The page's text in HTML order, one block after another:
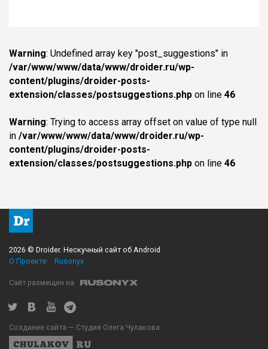
Warning: Undefined array key "post_suggestions" in
/var/www/www/data/www/droider.ru/wp-
content/plugins/droider-posts-
extension/classes/postsuggestions.php on line 46
Warning: Trying to access array offset on value of type null
in /var/www/www/data/www/droider.ru/wp-
content/plugins/droider-posts-
extension/classes/postsuggestions.php on line 46
2026 © Droider. Нескучный сайт об Android
О Проекте
Rusonyx
Сайт размещен на
Создание сайта — Студия Олега Чулакова